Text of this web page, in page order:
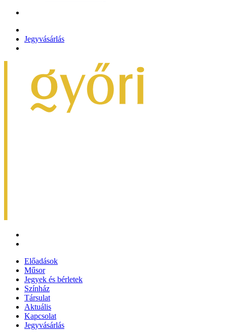
Jegyvásárlás
Előadások
Műsor
Jegyek és bérletek
Színház
Társulat
Aktuális
Kapcsolat
Jegyvásárlás